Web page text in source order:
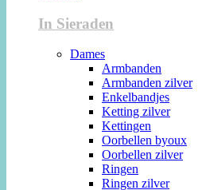
In Sieraden
Dames
Armbanden
Armbanden zilver
Enkelbandjes
Ketting zilver
Kettingen
Oorbellen byoux
Oorbellen zilver
Ringen
Ringen zilver